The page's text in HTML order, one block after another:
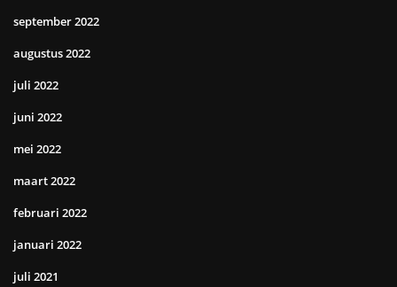
september 2022
augustus 2022
juli 2022
juni 2022
mei 2022
maart 2022
februari 2022
januari 2022
juli 2021